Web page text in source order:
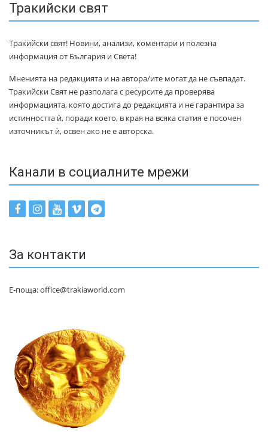
Тракийски свят
Тракийски свят! Новини, анализи, коментари и полезна
информация от България и Света!
Мненията на редакцията и на автора/ите могат да не съвпадат.
Тракийски Свят не разполага с ресурсите да проверява
информацията, която достига до редакцията и не гарантира за
истинността ѝ, поради което, в края на всяка статия е посочен
източникът ѝ, освен ако не е авторска.
Канали в социалните мрежи
За контакти
Е-поща: office@trakiaworld.com